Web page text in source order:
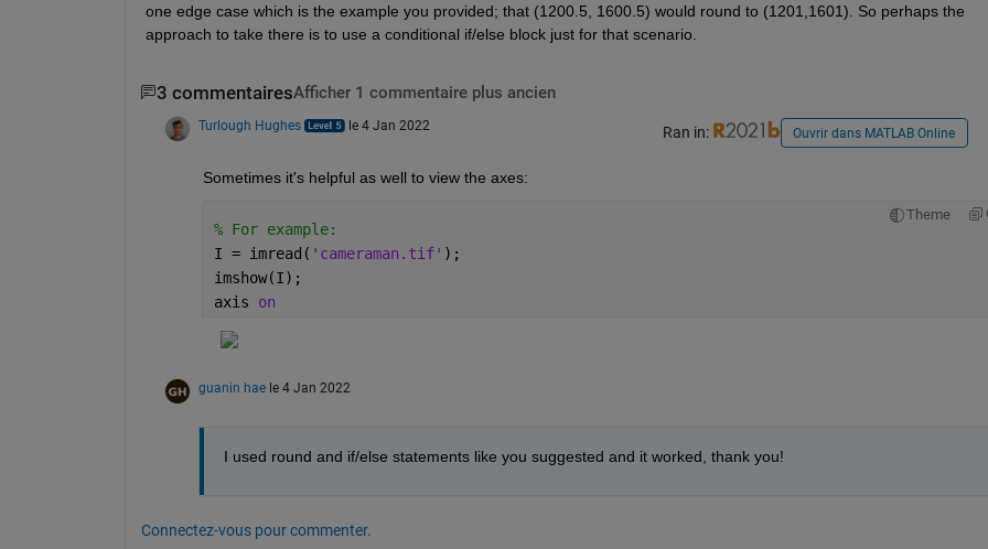
one edge case which is the example you provided; that (1200.5, 1600.5) would round to (1201,1601). So perhaps the
approach to take there is to use a conditional if/else block just for that scenario.
3 commentairesAfficher 1 commentaire plus ancien
Turlough Hughes le 4 Jan 2022 Ran in: Ouvrir dans MATLAB Online
Sometimes it's helpful as well to view the axes:
Theme
% For example:
I = imread( 'cameraman.tif' );
imshow(I);
axis on
guanin hae le 4 Jan 2022
I used round and if/else statements like you suggested and it worked, thank you!
Connectez-vous pour commenter.